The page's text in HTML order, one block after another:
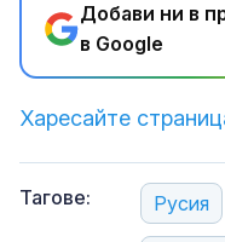
Добави ни в
в Google
Харесайте
Тагове: Русия